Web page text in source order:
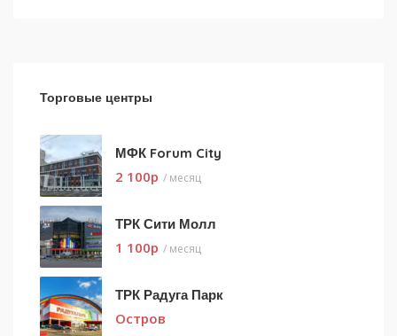
Торговые центры
МФК Forum City
2 100p / месяц
ТРК Сити Молл
1 100p / месяц
ТРК Радуга Парк
Остров